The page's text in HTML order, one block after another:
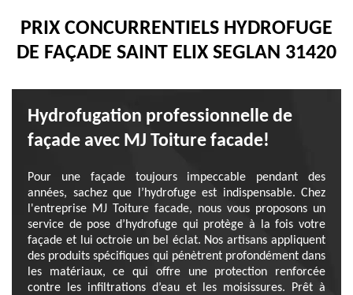
PRIX CONCURRENTIELS HYDROFUGE
DE FAÇADE SAINT ELIX SEGLAN 31420
Hydrofugation professionnelle de
façade avec MJ Toiture facade!
Pour une façade toujours impeccable pendant des
années, sachez que l’hydrofuge est indispensable. Chez
l'entreprise MJ Toiture facade, nous vous proposons un
service de pose d’hydrofuge qui protège à la fois votre
façade et lui octroie un bel éclat. Nos artisans appliquent
des produits spécifiques qui pénètrent profondément dans
les matériaux, ce qui offre une protection renforcée
contre les infiltrations d’eau et les moisissures. Prêt à